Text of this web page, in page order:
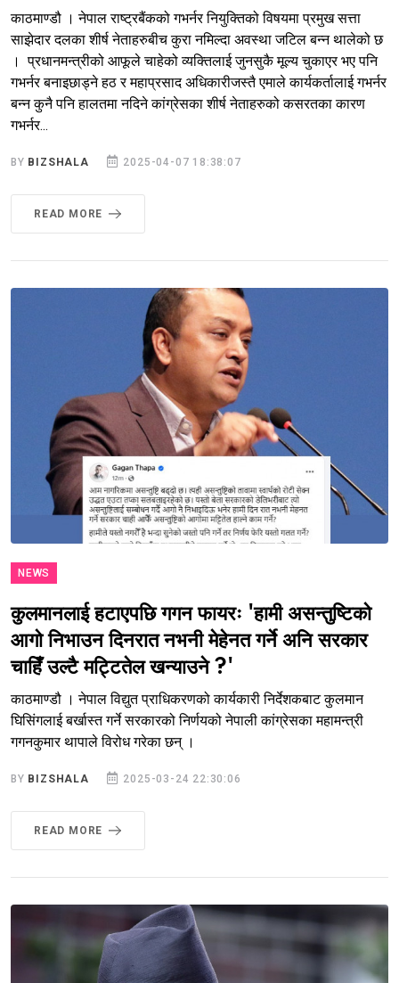
काठमाण्डौ । नेपाल राष्ट्रबैंकको गभर्नर नियुक्तिको विषयमा प्रमुख सत्ता
साझेदार दलका शीर्ष नेताहरुबीच कुरा नमिल्दा अवस्था जटिल बन्न थालेको छ
। प्रधानमन्त्रीको आफूले चाहेको व्यक्तिलाई जुनसुकै मूल्य चुकाएर भए पनि
गभर्नर बनाइछाड्ने हठ र महाप्रसाद अधिकारीजस्तै एमाले कार्यकर्तालाई गभर्नर
बन्न कुनै पनि हालतमा नदिने कांग्रेसका शीर्ष नेताहरुको कसरतका कारण
गभर्नर...
BY BIZSHALA 2025-04-07 18:38:07
READ MORE
NEWS
कुलमानलाई हटाएपछि गगन फायरः 'हामी असन्तुष्टिको
आगो निभाउन दिनरात नभनी मेहेनत गर्ने अनि सरकार
चाहिँ उल्टै मट्टितेल खन्याउने ?'
काठमाण्डौ । नेपाल विद्युत प्राधिकरणको कार्यकारी निर्देशकबाट कुलमान
घिसिंगलाई बर्खास्त गर्ने सरकारको निर्णयको नेपाली कांग्रेसका महामन्त्री
गगनकुमार थापाले विरोध गरेका छन् ।
BY BIZSHALA 2025-03-24 22:30:06
READ MORE